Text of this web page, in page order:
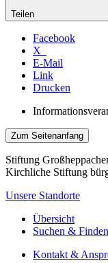
Teilen
Facebook
X
E-Mail
Link
Drucken
Zum Seitenanfang
Stiftung
Kirchliche Stiftung
Unsere Standorte
Übersicht
Suchen & Finden
Kontakt &